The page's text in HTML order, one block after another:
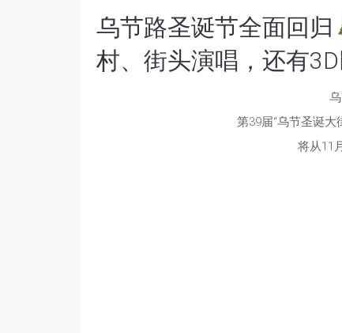
乌节路圣诞节全面回归
村、街头演唱，还有
第39届“乌节圣诞
将从11